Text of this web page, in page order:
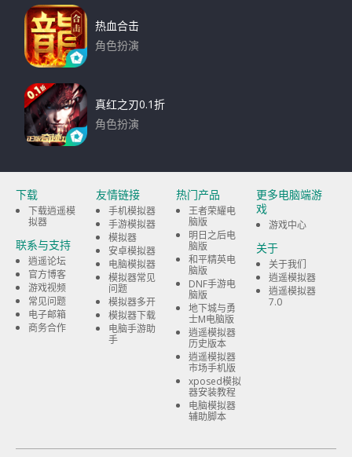
热血合击
角色扮演
真红之刃0.1折
角色扮演
下载
下载逍遥模
拟器
联系与支持
逍遥论坛
官方博客
游戏视频
常见问题
电子邮箱
商务合作
友情链接
手机模拟器
手游模拟器
模拟器
安卓模拟器
电脑模拟器
模拟器常见
问题
模拟器多开
模拟器下载
电脑手游助
手
热门产品
王者荣耀电
脑版
明日之后电
脑版
和平精英电
脑版
DNF手游电
脑版
地下城与勇
士M电脑版
逍遥模拟器
历史版本
逍遥模拟器
市场手机版
xposed模拟
器安装教程
电脑模拟器
辅助脚本
更多电脑端游
戏
游戏中心
关于
关于我们
逍遥模拟器
逍遥模拟器
7.0